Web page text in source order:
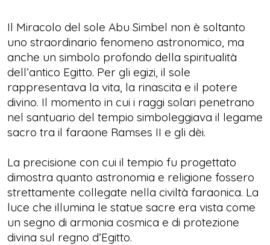
Il Miracolo del sole Abu Simbel non è soltanto
uno straordinario fenomeno astronomico, ma
anche un simbolo profondo della spiritualità
dell’antico Egitto. Per gli egizi, il sole
rappresentava la vita, la rinascita e il potere
divino. Il momento in cui i raggi solari penetrano
nel santuario del tempio simboleggiava il legame
sacro tra il faraone Ramses II e gli dèi.
La precisione con cui il tempio fu progettato
dimostra quanto astronomia e religione fossero
strettamente collegate nella civiltà faraonica. La
luce che illumina le statue sacre era vista come
un segno di armonia cosmica e di protezione
divina sul regno d’Egitto.